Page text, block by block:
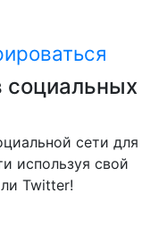
социальных
сети для
используя свой
Twitter!